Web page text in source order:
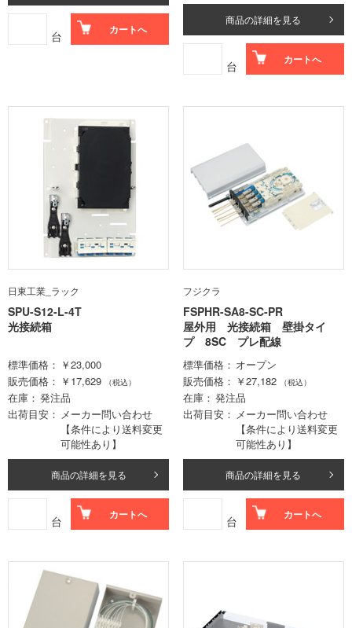
台 カートへ
商品の詳細を見る
台 カートへ
日東工業_ラック
SPU-S12-L-4T
光接続箱
標準価格
￥23,000
販売価格
￥17,629 （税込）
在庫
発注品
出荷目安
メーカー問い合わせ
【条件により送料変更
可能性あり】
商品の詳細を見る
台 カートへ
フジクラ
FSPHR-SA8-SC-PR
屋外用 光接続箱 壁掛タイ
プ 8SC プレ配線
標準価格
オープン
販売価格
￥27,182 （税込）
在庫
発注品
出荷目安
メーカー問い合わせ
【条件により送料変更
可能性あり】
商品の詳細を見る
台 カートへ